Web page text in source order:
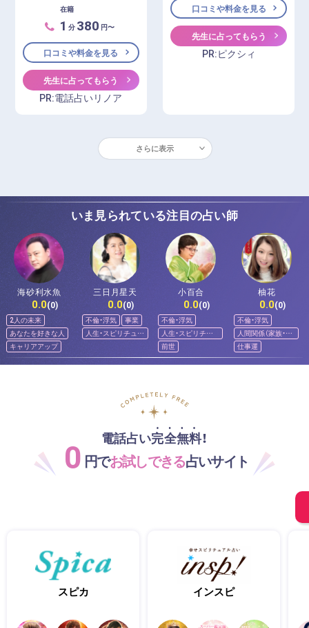
在籍
1 分 380 円〜
口コミや料金を見る
先生に占ってもらう
PR:電話占いリノア
口コミや料金を見る
先生に占ってもらう
PR:ピクシィ
さらに表示
いま見られている注目の占い師
海砂利水魚
0.0(0)
2人の未来
あなたを好きな人
キャリアアップ
三日月星天
0.0(0)
不倫・浮気
事業
人生・スピリチュア
ル
小百合
0.0(0)
不倫・浮気
人生・スピリチュ
アル
前世
柚花
0.0(0)
不倫・浮気
人間関係（家族・友
人）
仕事運
電話占い完全無料！
0 円でお試しできる占いサイト
スピカ インスピ